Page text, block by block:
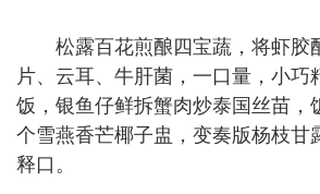
松露百花煎酿四宝蔬，将虾胶
片、云耳、牛肝菌，一口量，小巧
饭，银鱼仔鲜拆蟹肉炒泰国丝苗，
个雪燕香芒椰子盅，变奏版杨枝甘
释口。